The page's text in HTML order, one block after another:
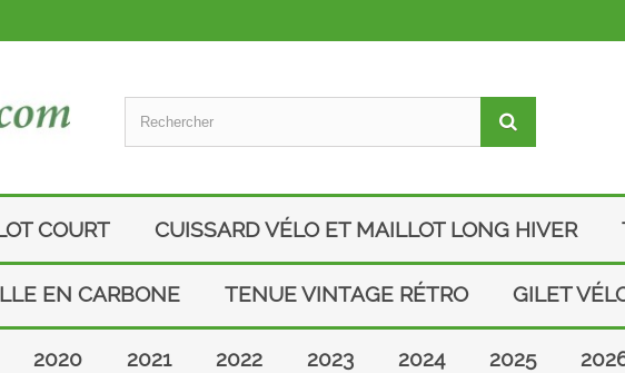
COURT CUISSARD VÉLO ET MAILLOT LONG HIVER
EN CARBONE TENUE VINTAGE RÉTRO GILET
2020 2021 2022 2023 2024 2025